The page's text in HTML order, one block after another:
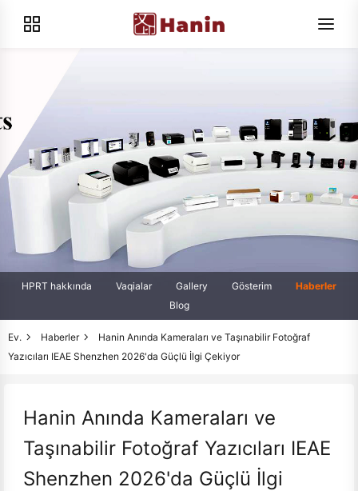
HPRT hakkında Vaqialar Gallery Gösterim
Haberler
Blog
Ev. Haberler
Hanin Anında Kameraları ve Taşınabilir Fotoğraf
Yazıcıları IEAE Shenzhen 2026'da Güçlü İlgi Çekiyor
Hanin Anında Kameraları ve
Taşınabilir Fotoğraf Yazıcıları IEAE
Shenzhen 2026'da Güçlü İlgi